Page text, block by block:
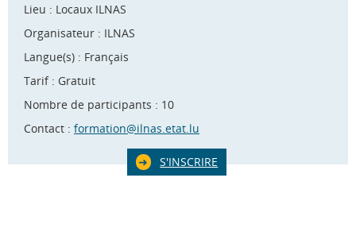
Lieu : Locaux ILNAS
Organisateur : ILNAS
Langue(s) : Français
Tarif : Gratuit
Nombre de participants : 10
Contact : formation@ilnas.etat.lu
S'INSCRIRE